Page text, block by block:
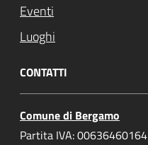
Eventi
Luoghi
CONTATTI
Comune di Bergamo
Partita IVA: 00636460164